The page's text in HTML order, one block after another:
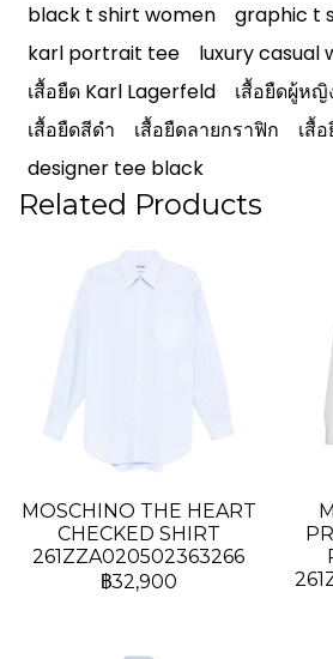
black t shirt women
graphic t
karl portrait tee
luxury casual
เสื้อยืด Karl Lagerfeld
เสื้อยืดผู้หญิ
เสื้อยืดสีดำ
เสื้อยืดลายกราฟิก
เสื้
designer tee black
Related Products
MOSCHINO THE HEART
CHECKED SHIRT
261ZZA020502363266
฿32,900